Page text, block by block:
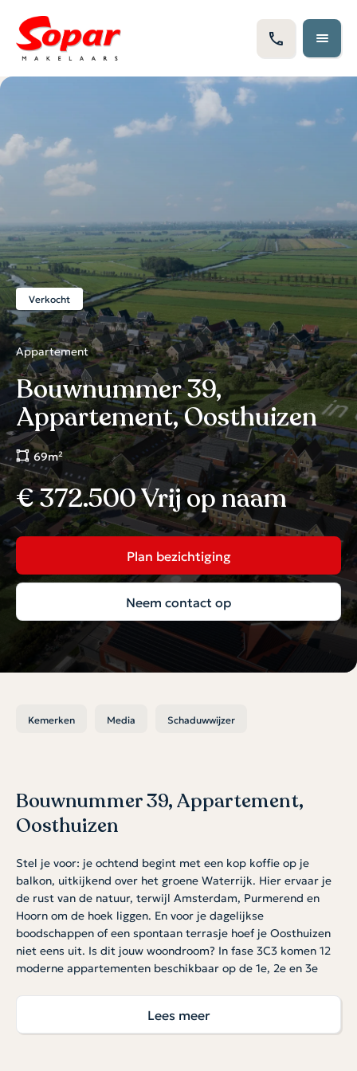
Verkocht
Appartement
Bouwnummer 39,
Appartement, Oosthuizen
69m²
€ 372.500 Vrij op naam
Plan bezichtiging
Neem contact op
Kemerken Media Schaduwwijzer
Bouwnummer 39, Appartement,
Oosthuizen
Stel je voor: je ochtend begint met een kop koffie op je
balkon, uitkijkend over het groene Waterrijk. Hier ervaar je
de rust van de natuur, terwijl Amsterdam, Purmerend en
Hoorn om de hoek liggen. En voor je dagelijkse
boodschappen of een spontaan terrasje hoef je Oosthuizen
niet eens uit. Is dit jouw woondroom? In fase 3C3 komen 12
moderne appartementen beschikbaar op de 1e, 2e en 3e
slaapkamers en natuurlijk dat fijne buitenplekje, zijn deze
appartementen ideaal voor wie houdt van comfort en een
slimme indeling. Zie jij jezelf hier al wonen?
Lees meer